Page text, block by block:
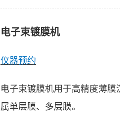
电子束镀膜机
仪器预约
电子束镀膜机用于高精度薄
属单层膜、多层膜。